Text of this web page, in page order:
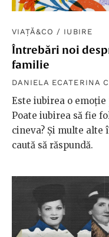
VIAȚĂ&CO / IUBIRE
Întrebări noi
familie
DANIELA ECATERINA
Este iubirea o emoție
Poate iubirea să fie
cineva? Și multe
caută să răspundă.